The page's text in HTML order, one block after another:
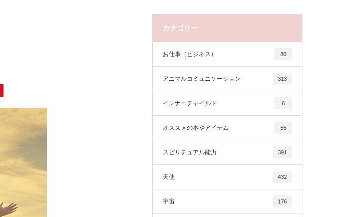
カテゴリー
お仕事（ビジネス） 80
アニマルコミュニケーション 313
インナーチャイルド 6
オススメの本やアイテム 55
スピリチュアル能力 391
天使 432
宇宙 176